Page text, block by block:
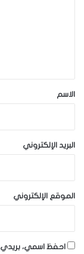
*الاسم
البريد الإلكتروني
الموقع الإلكتروني
احفظ اسمي، بريدي